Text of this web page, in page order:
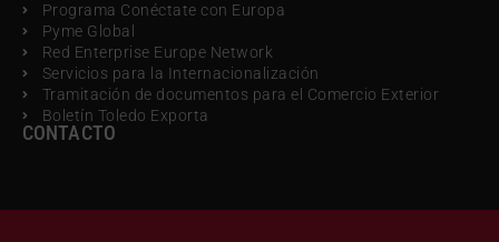
Programa Conéctate con Europa
Pyme Global
Red Enterprise Europe Network
Servicios para la Internacionalización
Tramitación de documentos para el Comercio Exterior
Boletín Toledo Exporta
CONTACTO